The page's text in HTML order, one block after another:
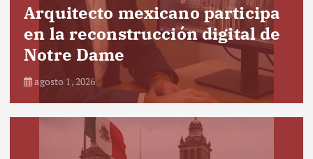
Arquitecto mexicano participa
en la reconstrucción digital de
Notre Dame
agosto 1, 2026